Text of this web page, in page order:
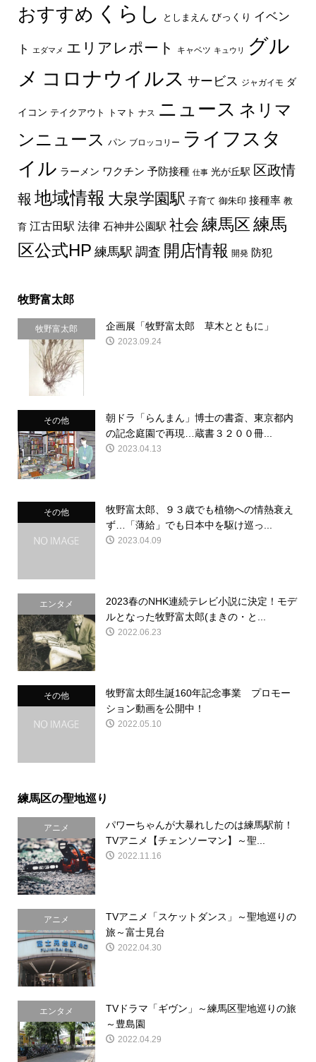
おすすめ くらし としまえん びっくり イベン
ト エダマメ エリアレポート キャベツ キュウリ
グル
メ コロナウイルス サービス ジャガイモ ダ
イコン テイクアウト トマト ナス ニュース ネリマ
ンニュース パン ブロッコリー ライフスタ
イル ラーメン ワクチン 予防接種 仕事 光が丘駅 区政情
報 地域情報 大泉学園駅 子育て 御朱印 接種率 教
育 江古田駅 法律 石神井公園駅 社会 練馬区練馬
区公式HP 練馬駅 調査 開店情報 開発 防犯
牧野富太郎
牧野富太郎 企画展「牧野富太郎 草木とともに」
2023.09.24
その他
朝ドラ「らんまん」博士の書斎、東京都内
の記念庭園で再現…蔵書３２００冊...
2023.04.13
その他
牧野富太郎、９３歳でも植物への情熱衰え
ず…「薄給」でも日本中を駆け巡っ...
2023.04.09
エンタメ
2023春のNHK連続テレビ小説に決定！モデ
ルとなった牧野富太郎(まきの・と...
2022.06.23
その他
牧野富太郎生誕160年記念事業 プロモー
ション動画を公開中！
2022.05.10
練馬区の聖地巡り
アニメ
パワーちゃんが大暴れしたのは練馬駅前！
TVアニメ【チェンソーマン】～聖...
2022.11.16
アニメ
TVアニメ「スケットダンス」～聖地巡りの
旅～富士見台
2022.04.30
エンタメ
TVドラマ「ギヴン」～練馬区聖地巡りの旅
～豊島園
2022.04.29